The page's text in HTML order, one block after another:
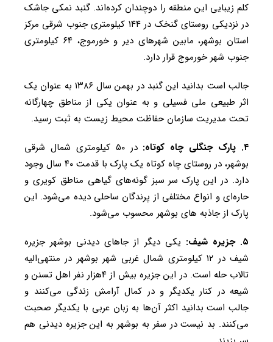
کلم زیبایی این منطقه را دوچندان کرده‌اند. گنبد نمکی جاشک
در نزدیکی روستای گنخک در ۱۴۴ کیلومتری جنوب شرقی مرکز
استان بوشهر، مابین شهر‌های دیر و خورموج، ۶۴ کیلومتری
جنوب شهر خورموج قرار دارد.
جالب است بدانید این گنبد در بهمن سال ۱۳۸۶ به عنوان یک
اثر طبیعی ملی فسیلی و به عنوان یکی از مناطق چهارگانه
تحت مدیریت سازمان حفاظت محیط زیست به ثبت رسید.
۴. پارک جنگلی چاه کوتاه:
در ۵۰ کیلومتری شمال شرقی
بوشهر، در روستای چاه کوتاه یک پارک با قدمت ۴۰ سال وجود
دارد. در این پارک سر سبز گونه‌های گیاهی مناطق کویری و
حاره‌ای و انواع مختلفی از پرندگان ساحلی دیده می‌شود. این
پارک از جاذبه های بوشهر محسوب می‌شود.
۵. جزیره شیف:
یکی دیگر از جا‌های دیدنی بوشهر جزیره
شیف در ۱۲ کیلومتری شمال غربی شهر بوشهر در منتهی‌الیه
تالاب حله است. در این جزیره بیش از ۴هزار نفر اهل تسنن و
شیعه در کنار یکدیگر و در کمال آرامش زندگی می‌کنند و
جالب است بدانید اکثر آن‌ها به زبان عربی با یکدیگر صحبت
می‌کنند. بد نیست در سفر به بوشهر به این جزیره دیدنی هم